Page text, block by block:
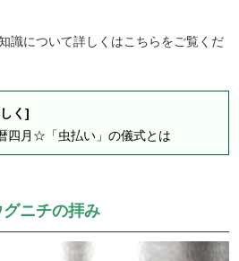
識について詳しくはこちらをご覧くだ
く]
四月☆「虫払い」の儀式とは
グニチの拝み